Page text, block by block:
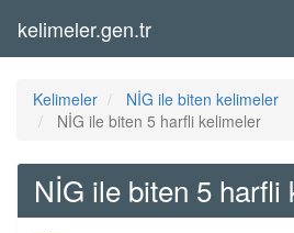
kelimeler.gen.tr
Kelimeler
NİG ile biten kelimeler
NİG ile biten 5 harfli kelimeler
NİG ile biten 5 harfli